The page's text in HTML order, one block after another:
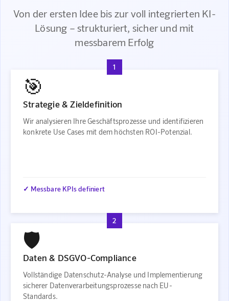
Von der ersten Idee bis zur voll integrierten KI-
Lösung – strukturiert, sicher und mit
messbarem Erfolg
1
🎯
Strategie & Zieldefinition
Wir analysieren Ihre Geschäftsprozesse und identifizieren
konkrete Use Cases mit dem höchsten ROI-Potenzial.
✓ Messbare KPIs definiert
2
🛡️
Daten & DSGVO-Compliance
Vollständige Datenschutz-Analyse und Implementierung
sicherer Datenverarbeitungsprozesse nach EU-
Standards.